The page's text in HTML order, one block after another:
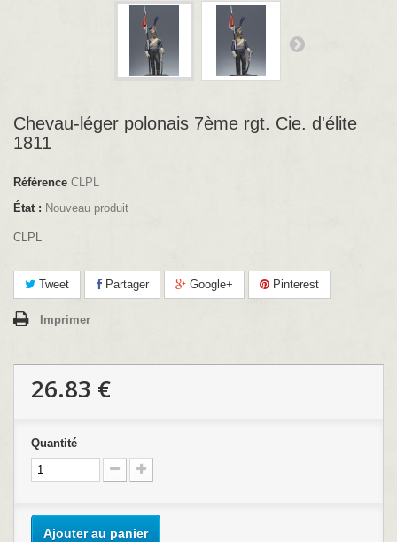
Chevau-léger polonais 7ème rgt. Cie. d'élite
1811
Référence CLPL
État : Nouveau produit
CLPL
Tweet Partager Google+ Pinterest
Imprimer
26.83 €
Quantité
Ajouter au panier